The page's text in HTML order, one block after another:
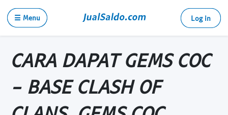
☰ Menu Log in
CARA DAPAT GEMS COC
- BASE CLASH OF